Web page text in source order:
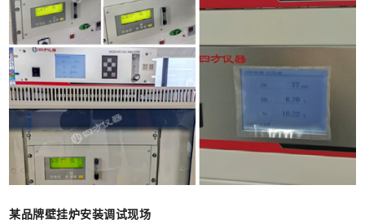
某品牌壁挂炉安装调试现场